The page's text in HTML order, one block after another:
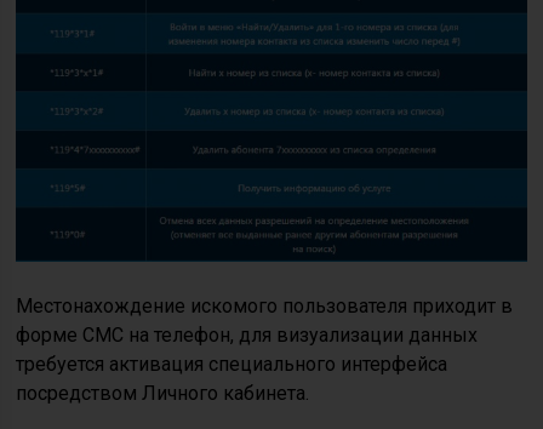
Местонахождение искомого пользователя приходит в
форме СМС на телефон, для визуализации данных
требуется активация специального интерфейса
посредством Личного кабинета.